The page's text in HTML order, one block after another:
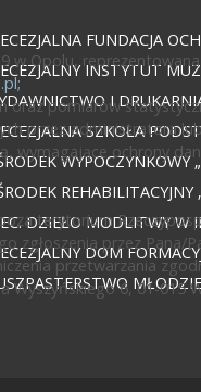
FUNDACJA
INSTYTUT
I
SZKOŁA
WYPOCZYNKOWY
DZIEŁO MODLITWY W
DOM
Opolu,
;
oraz pomiarów
przez administratora
ochrony
terytorium
zgłoszenia przez Pana/
przetwarzania
6, 01-015